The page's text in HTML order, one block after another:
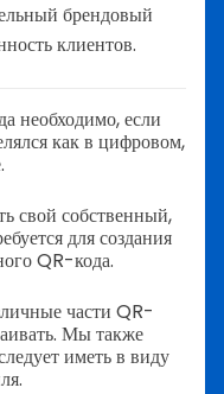
брендовый
клиентов.
необходимо, если
как в цифровом,
свой собственный,
для создания
QR-кода.
части QR-
Мы также
иметь в виду